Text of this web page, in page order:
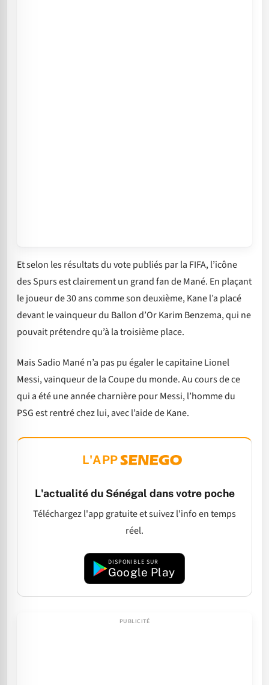
Et selon les résultats du vote publiés par la FIFA, l’icône
des Spurs est clairement un grand fan de Mané. En plaçant
le joueur de 30 ans comme son deuxième, Kane l’a placé
devant le vainqueur du Ballon d’Or Karim Benzema, qui ne
pouvait prétendre qu’à la troisième place.
Mais Sadio Mané n’a pas pu égaler le capitaine Lionel
Messi, vainqueur de la Coupe du monde. Au cours de ce
qui a été une année charnière pour Messi, l’homme du
PSG est rentré chez lui, avec l’aide de Kane.
L'APP
L'actualité du Sénégal dans votre poche
Téléchargez l'app gratuite et suivez l'info en temps
réel.
DISPONIBLE SUR
Google Play